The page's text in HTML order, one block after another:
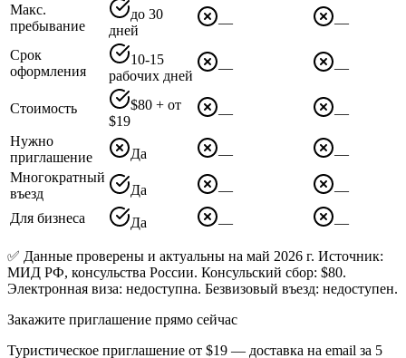
Макс.
пребывание
до 30
дней
— —
Срок
оформления
10-15
рабочих дней
— —
Стоимость
$80 + от
$19
—
—
Нужно
приглашение
Да —
—
Многократный
въезд
Да —
—
Для бизнеса
Да — —
✅ Данные проверены и актуальны на май 2026 г. Источник:
МИД РФ, консульства России. Консульский сбор: $80.
Электронная виза: недоступна. Безвизовый въезд: недоступен.
Закажите приглашение прямо сейчас
Туристическое приглашение от $19 — доставка на email за 5